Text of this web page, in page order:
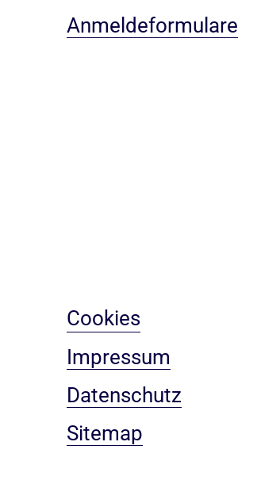
Anmeldeformulare
Cookies
Impressum
Datenschutz
Sitemap